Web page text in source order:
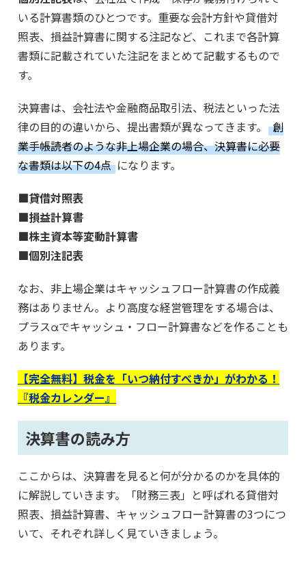
いる計算書類のひとつです。重要な会計方針や貸借対
照表、損益計算書に関する注記など、これまで各計算
書類に記載されていた注記をまとめて記載するもので
す。
決算書は、会社法や金融商品取引法、税法といった法
律の目的の違いから、提出書類が異なってきます。
創
業手帳読者のような非上場企業の場合、決算書に必要
な書類は以下の4点 になります。
■貸借対照表
■損益計算書
■株主資本等変動計算書
■個別注記表
なお、非上場企業はキャッシュフロー計算書の作成義
務はありません。より高度な経営管理をする場合は、
プラスαでキャッシュ・フロー計算書などを作ることも
あります。
【完全無料】税金を「いつ納付すべきか」がわかる！
『税金カレンダー』
決算書の読み方
ここからは、決算書を見ると何が分かるのかを具体的
に解説していきます。「財務三表」と呼ばれる貸借対
照表、損益計算書、キャッシュフロー計算書の3つにつ
いて、それぞれ詳しく見ていきましょう。